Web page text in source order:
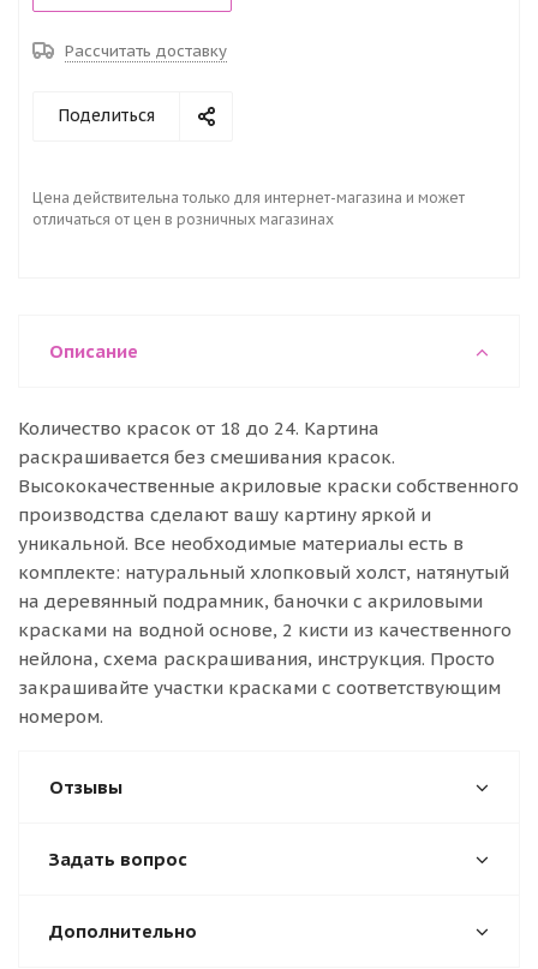
Рассчитать доставку
Поделиться
Цена действительна только для интернет-магазина и может
отличаться от цен в розничных магазинах
Описание
Количество красок от 18 до 24. Картина
раскрашивается без смешивания красок.
Высококачественные акриловые краски собственного
производства сделают вашу картину яркой и
уникальной. Все необходимые материалы есть в
комплекте: натуральный хлопковый холст, натянутый
на деревянный подрамник, баночки с акриловыми
красками на водной основе, 2 кисти из качественного
нейлона, схема раскрашивания, инструкция. Просто
закрашивайте участки красками с соответствующим
номером.
Отзывы
Задать вопрос
Дополнительно